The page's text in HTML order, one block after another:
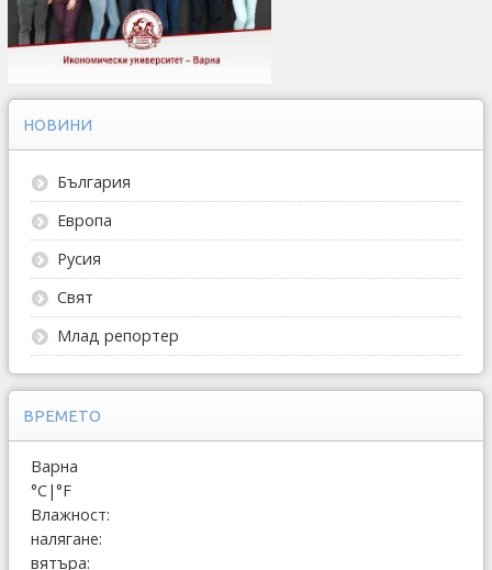
НОВИНИ
България
Европа
Русия
Свят
Млад репортер
ВРЕМЕТО
Варна
°C|°F
Влажност:
налягане:
вятъра: